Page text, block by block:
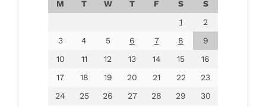
M T W T F S
S
1
2
3
4 5 6 7 8
9
10
11 12 13 14 15
16
17
18 19 20 21 22
23
24
25 26 27 28 29
30